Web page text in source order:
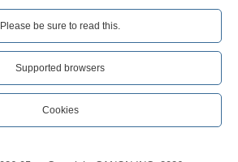
Please be sure to read this.‎
Supported browsers
Cookies